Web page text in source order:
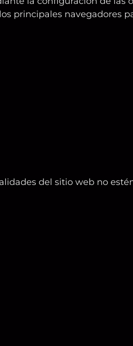
principales navegadores
del sitio web no